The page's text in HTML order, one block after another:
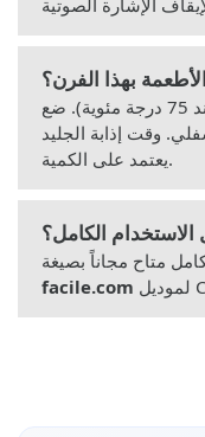
بهذا الفرن؟
(غالباً عند 75 درجة مئوية). ضع
وقت إذابة الجليد
يعتمد على الكمية.
الاستخدام الكامل؟
facile.com